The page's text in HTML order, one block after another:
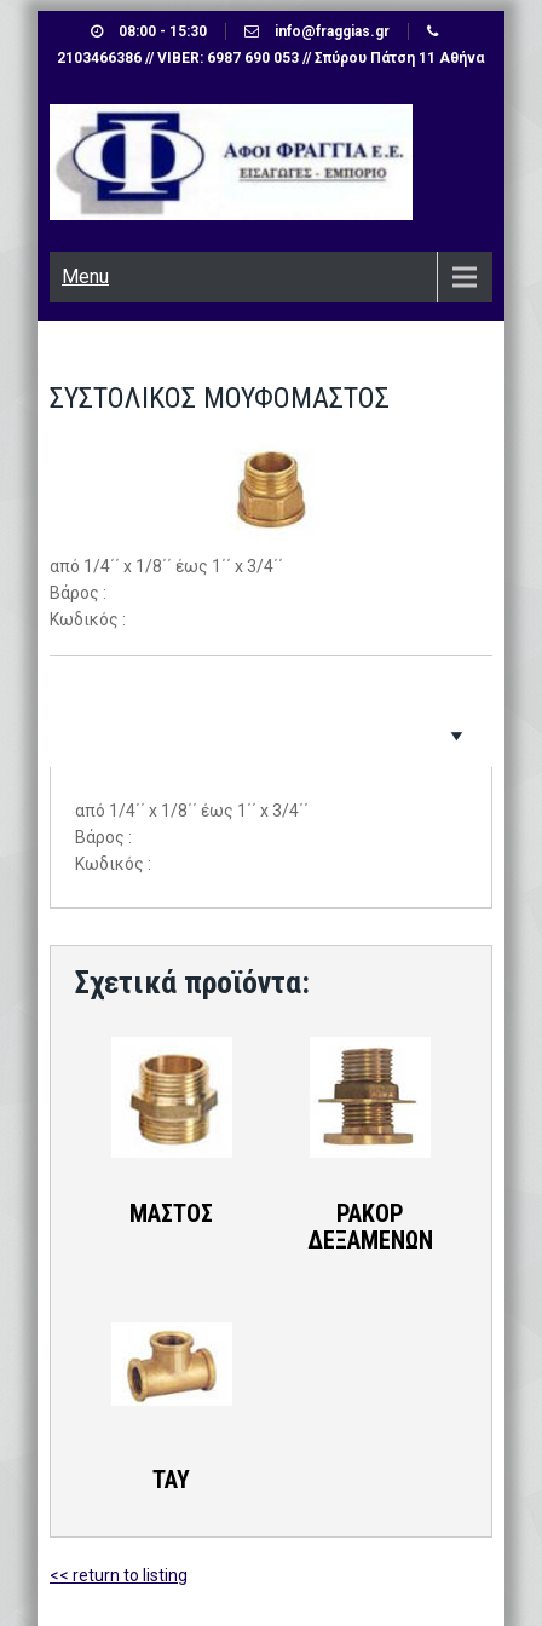
08:00 - 15:30
info@fraggias.gr
2103466386 // VIBER: 6987 690 053 // Σπύρου Πάτση 11 Αθήνα
Menu
ΣΥΣΤΟΛΙΚΟΣ ΜΟΥΦΟΜΑΣΤΟΣ
από 1/4΄΄ x 1/8΄΄ έως 1΄΄ x 3/4΄΄
Βάρος :
Κωδικός :
από 1/4΄΄ x 1/8΄΄ έως 1΄΄ x 3/4΄΄
Βάρος :
Κωδικός :
ΜΑΣΤΟΣ
ΡΑΚΟΡ
ΔΕΞΑΜΕΝΩΝ
TAY
<< return to listing